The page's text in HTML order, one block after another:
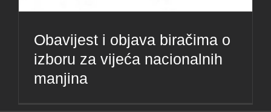
Obavijest i objava biračima o
izboru za vijeća nacionalnih
manjina